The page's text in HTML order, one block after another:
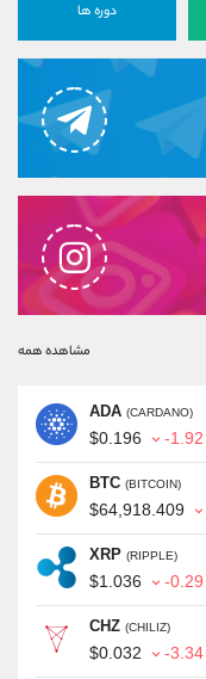
دوره ها
مشاهده همه
ADA (CARDANO)
$0.196 -1.92
BTC (BITCOIN)
$64,918.409
XRP (RIPPLE)
$1.036 -0.29
CHZ (CHILIZ)
$0.032 -3.34